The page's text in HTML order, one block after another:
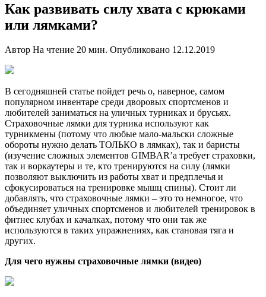
Как развивать силу хвата с крюками
или лямками?
Автор На чтение 20 мин. Опубликовано 12.12.2019
В сегодняшней статье пойдет речь о, наверное, самом
популярном инвентаре среди дворовых спортсменов и
любителей заниматься на уличных турниках и брусьях.
Страховочные лямки для турника используют как
турникмены (потому что любые мало-мальски сложные
обороты нужно делать ТОЛЬКО в лямках), так и баристы
(изучение сложных элементов GIMBAR’a требует страховки,
так и воркаутеры и те, кто тренируются на силу (лямки
позволяют выключить из работы хват и предплечья и
сфокусироваться на тренировке мышц спины). Стоит ли
добавлять, что страховочные лямки – это то немногое, что
объединяет уличных спортсменов и любителей тренировок в
фитнес клубах и качалках, потому что они так же
используются в таких упражнениях, как становая тяга и
других.
Для чего нужны страховочные лямки (видео)